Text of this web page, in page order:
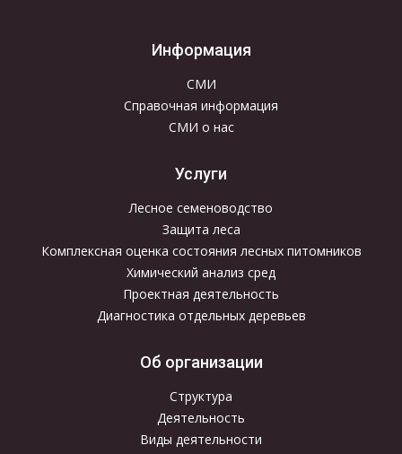
Информация
СМИ
Справочная информация
СМИ о нас
Услуги
Лесное семеноводство
Защита леса
Комплексная оценка состояния лесных питомников
Химический анализ сред
Проектная деятельность
Диагностика отдельных деревьев
Об организации
Структура
Деятельность
Виды деятельности